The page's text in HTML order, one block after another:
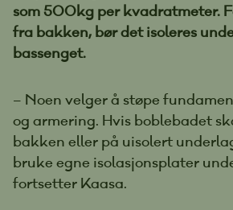
som 500kg per kvadratmeter.
fra bakken, bør det isoleres
bassenget.
– Noen velger å støpe
og armering. Hvis boblebadet
bakken eller på uisolert
bruke egne isolasjonsplater
fortsetter Kaasa.